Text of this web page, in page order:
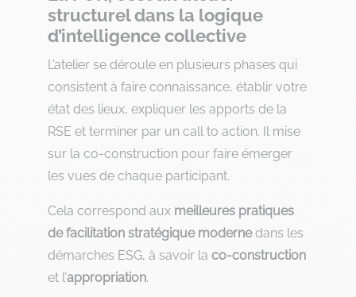
structurel dans la logique
d’intelligence collective
L’atelier se déroule en plusieurs phases qui
consistent à faire connaissance, établir votre
état des lieux, expliquer les apports de la
RSE et terminer par un call to action. Il mise
sur la co-construction pour faire émerger
les vues de chaque participant.
Cela correspond aux meilleures pratiques
de facilitation stratégique modernedans les
démarches ESG, à savoir la co-construction
et l’appropriation.